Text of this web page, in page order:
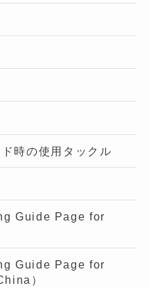
時の使用タックル
Guide Page for
Guide Page for
）